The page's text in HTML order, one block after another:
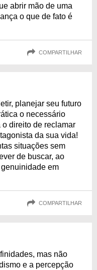
abrir mão de uma
o que de fato é
COMPARTILHAR
planejar seu futuro
o necessário
o direito de reclamar
da sua vida!
situações sem
de buscar, ao
em
COMPARTILHAR
mas não
e a percepção